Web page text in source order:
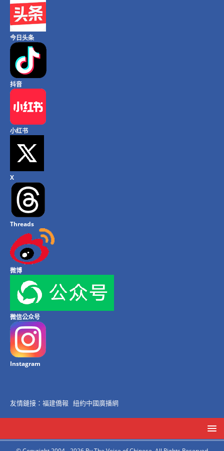
今日头条
抖音
小红书
X
Threads
微博
微信公众号
Instagram
友情鏈接： 福建僑報 紐約中國廣播網